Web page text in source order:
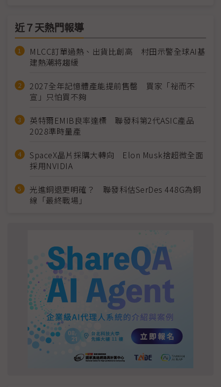
近７天熱門報導
MLCC訂單過熱、出貨比創高 村田示警全球AI基
建熱潮將趨緩
2027全年記憶體產能提前售罄 買家「祕而不
宣」只怕買不夠
英特爾EMIB良率達標 聯發科第2代ASIC產品
2028準時量產
SpaceX晶片採購大轉向 Elon Musk捨超微全面
採用NVIDIA
光進銅退更明確？ 聯發科估SerDes 448G為銅
線「最終戰場」